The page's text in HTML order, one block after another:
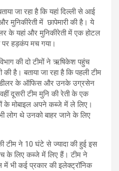
जा रहा है कि यहां दिल्ली से आई
मुनिकीरेती में छापेमारी की है। ये
के यहां और मुनिकीरेती में एक होटल
पर हड़कंप मच गया।
की दो टीमों ने ऋषिकेश पहुंच
की है। बताया जा रहा है कि पहली टीम
डीलर के ऑफिस और उनके उग्रसेन
दूसरी टीम मुनि की रेती के एक
के मोबाइल अपने कब्जे में ले लिए।
थे उनको बाहर जाने के लिए
टीम ने 10 घंटे से ज्यादा की हुई इस
के लिए कब्जे में लिए हैं। टीम ने
में भी कई प्रकार की इलेक्ट्रॉनिक